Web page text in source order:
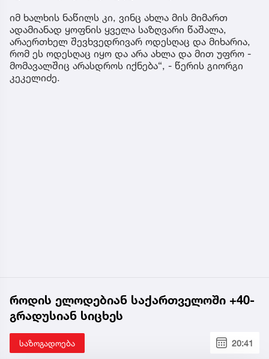
იმ ხალხის ნაწილს კი, ვინც ახლა მის მიმართ
ადამიანად ყოფნის ყველა საზღვარი წაშალა,
არაერთხელ შევხვედრივარ ოდესღაც და მიხარია,
რომ ეს ოდესღაც იყო და არა ახლა და მით უფრო -
მომავალშიც არასდროს იქნება“, - წერის გიორგი
კეკელიძე.
როდის ელოდებიან საქართველოში +40-
გრადუსიან სიცხეს
საზოგადოება 20:41